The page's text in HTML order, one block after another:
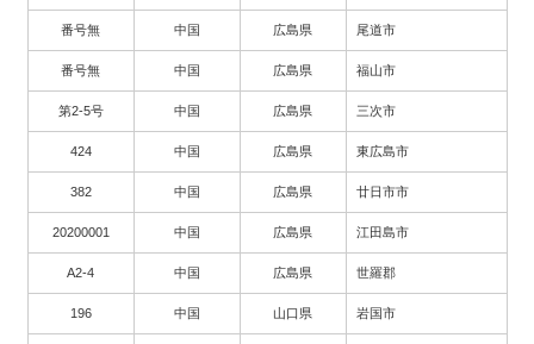
番号無 中国 広島県 尾道市
番号無 中国 広島県 福山市
第2-5号 中国 広島県 三次市
424 中国 広島県 東広島市
382 中国 広島県 廿日市市
20200001 中国 広島県 江田島市
A2-4 中国 広島県 世羅郡
196 中国 山口県 岩国市